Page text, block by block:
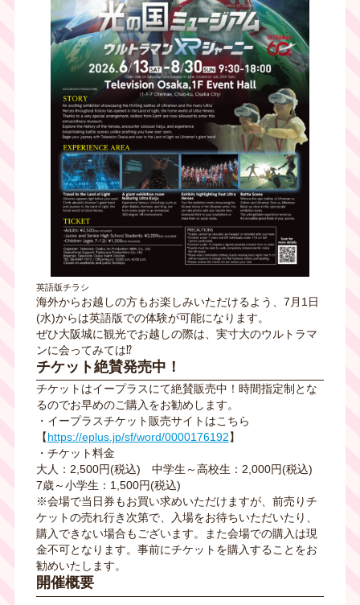
英語版チラシ
海外からお越しの方もお楽しみいただけるよう、7月1日
(水)からは英語版での体験が可能になります。
ぜひ大阪城に観光でお越しの際は、実寸大のウルトラマ
ンに会ってみては⁉
チケット絶賛発売中！
チケットはイープラスにて絶賛販売中！時間指定制とな
るのでお早めのご購入をお勧めします。
・イープラスチケット販売サイトはこちら
【https://eplus.jp/sf/word/0000176192】
・チケット料金
大人：2,500円(税込) 中学生～高校生：2,000円(税込)
7歳～小学生：1,500円(税込)
※会場で当日券もお買い求めいただけますが、前売りチ
ケットの売れ行き次第で、入場をお待ちいただいたり、
購入できない場合もございます。また会場での購入は現
金不可となります。事前にチケットを購入することをお
勧めいたします。
開催概要